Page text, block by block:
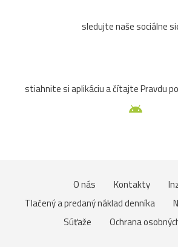
sledujte naše sociálne
stiahnite si aplikáciu a čítajte Pravdu
O nás Kontakty
Tlačený a predaný náklad denníka
Súťaže
Ochrana